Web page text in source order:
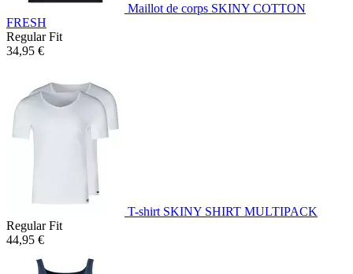
Maillot de corps SKINY COTTON
FRESH
Regular Fit
34,95 €
T-shirt SKINY SHIRT MULTIPACK
Regular Fit
44,95 €